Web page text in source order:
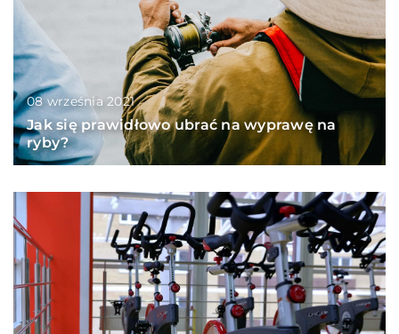
08 września 2021
Jak się prawidłowo ubrać na wyprawę na
ryby?